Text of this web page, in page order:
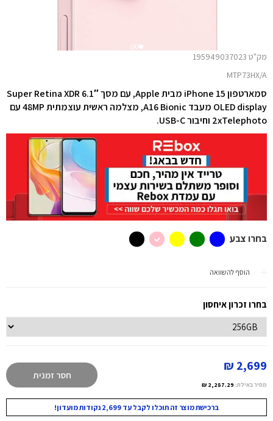
מק"ט 195949037023
MTP73HX/A
סמארטפון iPhone 15 מבית Apple, עם מסך 6.1″ Super Retina XDR
OLED display מעבד A16 Bionic, מצלמה ראשית עוצמתית 48MP עם
2xTelephoto וחיבור USB-C.
בחרו צבע
הוסף להשוואה
בחרו זכרון איחסון
2,699 ₪
מחיר באילת: 2,287.29 ₪
חסר זמנית
ברכישת מוצר זה תוכלו לקבל עד 2,699 נקודות מועדון!